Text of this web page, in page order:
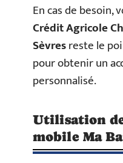
En cas de besoin,
Crédit Agricole
Sèvresreste le
pour obtenir un
personnalisé.
Utilisation
mobile Ma